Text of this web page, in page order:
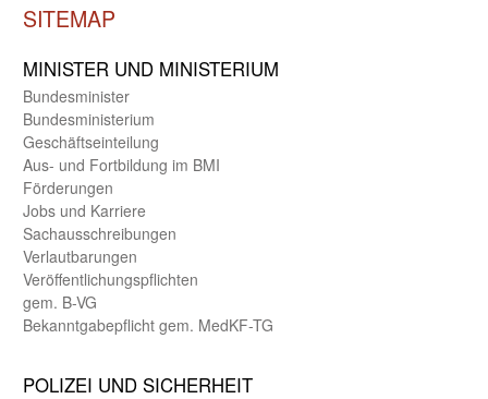
SITEMAP
MINISTER UND MINIST­ERIUM
Bundes­minister
Bundes­ministerium
Geschäfts­einteilung
Aus- und Fortbildung im BMI
Förderungen
Jobs und Karriere
Sachaus­schreibungen
Verlautbarungen
Veröffentlichungspflichten
gem. B-VG
Bekanntgabepflicht gem. MedKF-TG
POLIZEI UND SICHER­HEIT